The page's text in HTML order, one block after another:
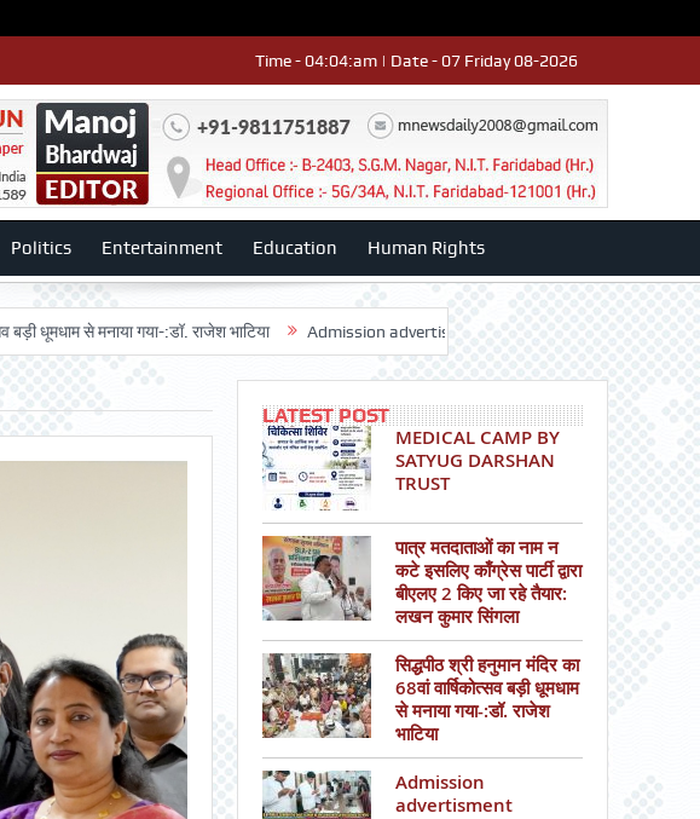
Time - 04:04:am | Date - 07 Friday 08-2026
Politics Entertainment Education Human Rights
मनाया गया-:डॉ. राजेश भाटिया Admission advertisment श्री हनुमान मंदिर 3डी-42 का वार्षिकोत्सव
LATEST POST
MEDICAL CAMP BY
SATYUG DARSHAN
TRUST
पात्र मतदाताओं का नाम न
कटे इसलिए काँग्रेस पार्टी द्वारा
बीएलए 2 किए जा रहे तैयार:
लखन कुमार सिंगला
सिद्धपीठ श्री हनुमान मंदिर का
68वां वार्षिकोत्सव बड़ी धूमधाम
से मनाया गया-:डॉ. राजेश
भाटिया
Admission
advertisment